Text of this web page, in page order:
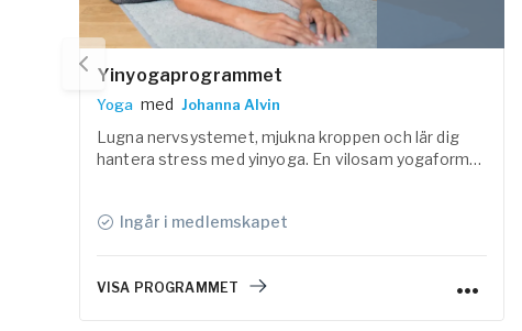
Yinyogaprogrammet
Yoga med Johanna Alvin
Lugna nervsystemet, mjukna kroppen och lär dig
hantera stress med yinyoga. En vilosam yogaform
Ingår i medlemskapet
VISA PROGRAMMET